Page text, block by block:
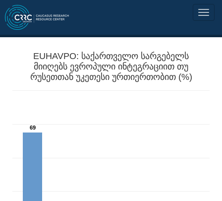
EUHAVPO: საქართველო სარგებელს
მიიღებს ევროპული ინტეგრაციით თუ
რუსეთთან უკეთესი ურთიერთობით (%)
69